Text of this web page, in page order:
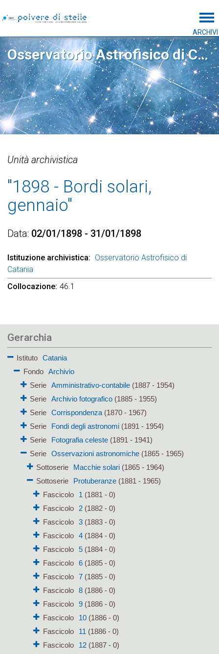
ARCHIVI
Osservatorio Astrofisico di Catania
Unità archivistica
"1898 - Bordi solari,
gennaio"
Data 02/01/1898 - 31/01/1898
Istituzione archivistica
Osservatorio Astrofisico di
Catania
Collocazione 46.1
Gerarchia
Istituto
Catania
Fondo
Archivio
Serie Amministrativo-contabile(1887 - 1954)
Serie Archivio fotografico(1885 - 1955)
Serie Corrispondenza(1870 - 1967)
Serie
Fondi degli astronomi(1891 - 1954)
Serie
Fotografia celeste(1891 - 1941)
Serie Osservazioni astronomiche(1865 - 1965)
Sottoserie
Macchie solari (1865 - 1964)
Sottoserie
Protuberanze (1881 - 1965)
Fascicolo
1 (1881 - 0)
Fascicolo
2(1882 - 0)
Fascicolo
3(1883 - 0)
Fascicolo
4(1884 - 0)
Fascicolo
5(1884 - 0)
Fascicolo
6(1885 - 0)
Fascicolo
7(1885 - 0)
Fascicolo
8(1886 - 0)
Fascicolo
9(1886 - 0)
Fascicolo
10(1886 - 0)
Fascicolo
11 (1886 - 0)
Fascicolo
12(1887 - 0)